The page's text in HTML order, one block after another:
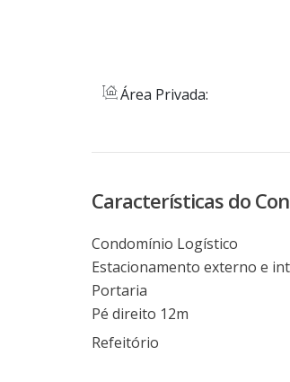
Área Privada:
Características do
Condomínio Logístico
Portaria
Pé direito 12m
Refeitório